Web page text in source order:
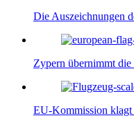
Die Auszeichnungen
Zypern übernimmt
EU-Kommission